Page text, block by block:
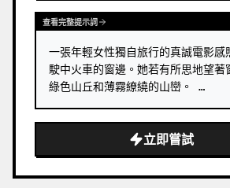
查看完整提示詞
一張年輕女性獨自旅行的真誠電影感
駛中火車的窗邊。她若有所思地望著
綠色山丘和薄霧繚繞的山巒。 …
立即嘗試